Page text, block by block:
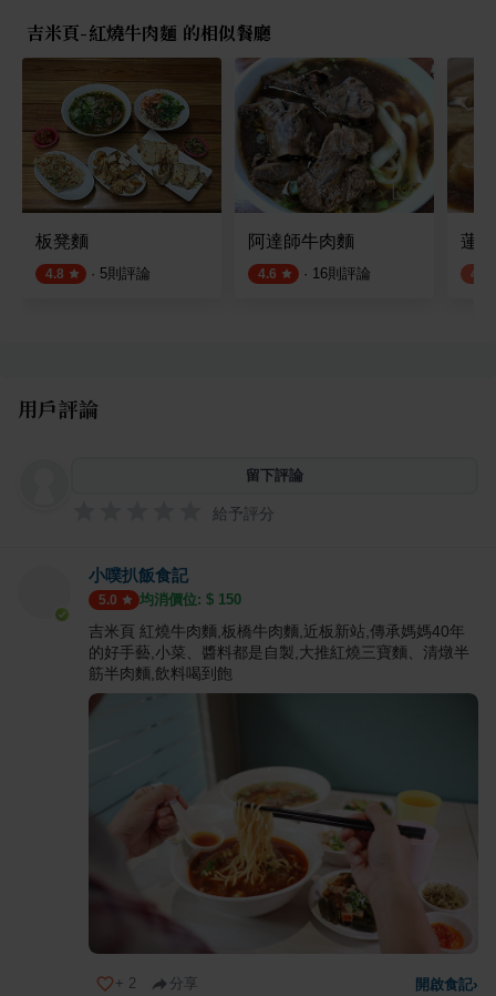
吉米頁-紅燒牛肉麵 的相似餐廳
板凳麵
4.8 · 5則評論
阿達師牛肉麵
4.6 · 16則評論
蓮
4.2
用戶評論
留下評論
給予評分
小噗扒飯食記
5.0 均消價位: $ 150
吉米頁 紅燒牛肉麵,板橋牛肉麵,近板新站,傳承媽媽40年
的好手藝,小菜、醬料都是自製,大推紅燒三寶麵、清燉半
筋半肉麵,飲料喝到飽
+ 2 分享 開啟食記›